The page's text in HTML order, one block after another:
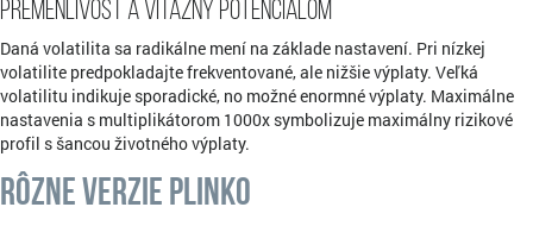
Premenlivosť a víťazný potenciálom
Daná volatilita sa radikálne mení na základe nastavení. Pri nízkej
volatilite predpokladajte frekventované, ale nižšie výplaty. Veľká
volatilitu indikuje sporadické, no možné enormné výplaty. Maximálne
nastavenia s multiplikátorom 1000x symbolizuje maximálny rizikové
profil s šancou životného výplaty.
Rôzne verzie Plinko